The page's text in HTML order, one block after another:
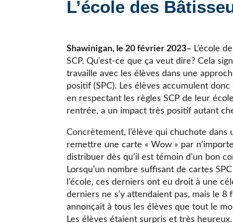
JE CHERCHE UNE ÉCOLE
L’école des
Shawinigan, le 20 février 2023– L’école
SCP. Qu’est-ce que ça veut dire? Cela
travaille avec les élèves dans une
positif (SPC). Les élèves accumulent
en respectant les règles SCP de leur
rentrée, a un impact très positif autant
Concrètement, l’élève qui chuchote
remettre une carte « Wow » par
distribuer dès qu’il est témoin d’un bon
Lorsqu’un nombre suffisant de cartes
l’école, ces derniers ont eu droit à une
derniers ne s’y attendaient pas, mais le
annonçait à tous les élèves que tout le
Les élèves étaient surpris et très heureux.